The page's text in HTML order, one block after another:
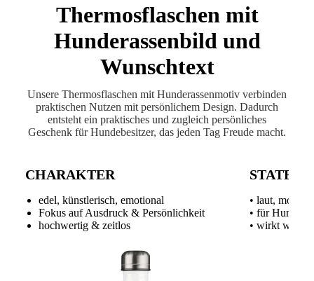
Thermosflaschen mit
Hunderassenbild und
Wunschtext
Unsere Thermosflaschen mit Hunderassenmotiv verbinden
praktischen Nutzen mit persönlichem Design. Dadurch
entsteht ein praktisches und zugleich persönliches
Geschenk für Hundebesitzer, das jeden Tag Freude macht.
CHARAKTER
edel, künstlerisch, emotional
Fokus auf Ausdruck & Persönlichkeit
hochwertig & zeitlos
• laut,
• für
• wirkt wie